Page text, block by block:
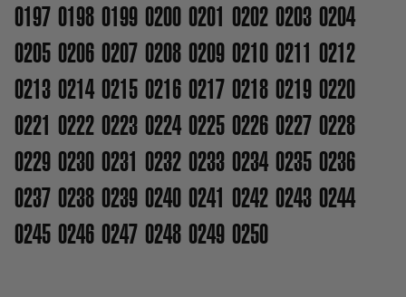
0197 0198 0199 0200 0201 0202 0203 0204
0205 0206 0207 0208 0209 0210 0211 0212
0213 0214 0215 0216 0217 0218 0219 0220
0221 0222 0223 0224 0225 0226 0227 0228
0229 0230 0231 0232 0233 0234 0235 0236
0237 0238 0239 0240 0241 0242 0243 0244
0245 0246 0247 0248 0249 0250